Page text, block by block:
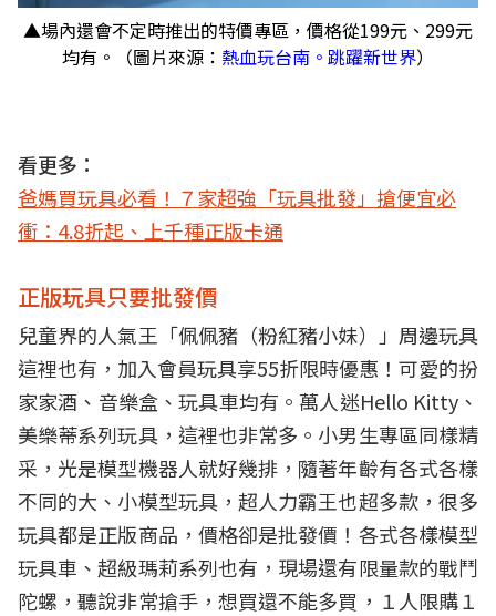
▲場內還會不定時推出的特價專區，價格從199元、299元
均有。（圖片來源： 熱血玩台南。跳躍新世界）
看更多：
爸媽買玩具必看！７家超強「玩具批發」搶便宜必
衝：4.8折起、上千種正版卡通
正版玩具只要批發價
兒童界的人氣王「佩佩豬（粉紅豬小妹）」周邊玩具
這裡也有，加入會員玩具享55折限時優惠！可愛的扮
家家酒、音樂盒、玩具車均有。萬人迷Hello Kitty、
美樂蒂系列玩具，這裡也非常多。小男生專區同樣精
采，光是模型機器人就好幾排，隨著年齡有各式各樣
不同的大、小模型玩具，超人力霸王也超多款，很多
玩具都是正版商品，價格卻是批發價！各式各樣模型
玩具車、超級瑪莉系列也有，現場還有限量款的戰鬥
陀螺，聽說非常搶手，想買還不能多買，１人限購１